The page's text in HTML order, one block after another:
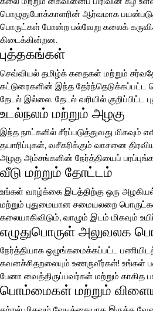
பொழுதுபோக்காளரின் ஆர்வமாக
பொருட்கள் போன்ற பல்வேறு கலைக்
கிடைக்கின்றன.
புத்தகங்கள்
செவ்வியல் தமிழ்க் கதைகள் மற்றும்
கட்டுரைகளின் இந்த தேர்ந்தெடுக்கப்பட்ட
தேடல் இல்லை. தேடல் வரியில்
உடல்நலம் மற்றும் அழகு
இந்த நாட்களில் சீர்ப்படுத்துவது மிகவும்
தயாரிப்புகள், வசீகரிக்கும் வாசனை
அழகு அம்சங்களின் நேர்த்தியைப்
வீடு மற்றும் தோட்டம்
உங்கள் வாழ்க்கை இடத்திற்கு ஒரு
மற்றும் புதுமையான சமையலறை
கலையாகிவிடும், வாழும் இடம் மிகவும்
எழுதுபொருள் அலுவலக
நேர்த்தியாக ஒழுங்கமைக்கப்பட்ட
கவனச்சிதறலையும் உணருவீர்கள்! உங்கள்
பேனா வைத்திருப்பவர்கள் மற்றும்
பொம்மைகள் மற்றும்